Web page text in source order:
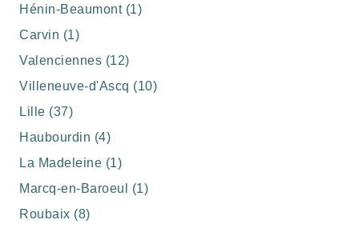
Hénin-Beaumont (1)
Carvin (1)
Valenciennes (12)
Villeneuve-d'Ascq (10)
Lille (37)
Haubourdin (4)
La Madeleine (1)
Marcq-en-Baroeul (1)
Roubaix (8)